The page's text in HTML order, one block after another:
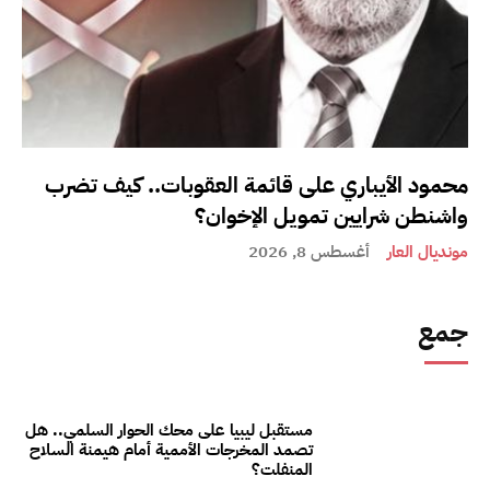
محمود الأيباري على قائمة العقوبات.. كيف تضرب
واشنطن شرايين تمويل الإخوان؟
مونديال العار أغسطس 8, 2026
جمع
مستقبل ليبيا على محك الحوار السلمي.. هل
تصمد المخرجات الأممية أمام هيمنة السلاح
المنفلت؟